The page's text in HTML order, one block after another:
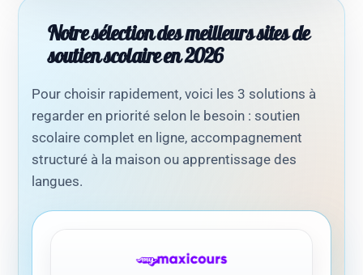
Notre sélection des meilleurs sites de
soutien scolaire en 2026
Pour choisir rapidement, voici les 3 solutions à
regarder en priorité selon le besoin : soutien
scolaire complet en ligne, accompagnement
structuré à la maison ou apprentissage des
langues.